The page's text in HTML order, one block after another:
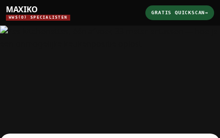
MAXIKO
WWS(O) SPECIALISTEN
GRATIS QUICKSCAN→